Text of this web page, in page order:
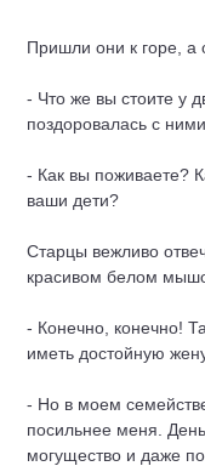
Пришли они к горе, а
- Что же вы стоите у
поздоровалась с
- Как вы поживаете?
ваши дети?
Старцы вежливо
красивом белом
- Конечно, конечно!
иметь достойную
- Но в моем
посильнее меня.
могущество и даже